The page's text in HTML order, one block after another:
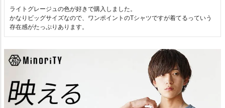
ライトグレージュの色が好きで購入しました。
かなりビッグサイズなので、ワンポイントのTシャツですが着てるっていう
存在感がたっぷりあります。